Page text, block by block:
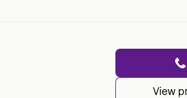
View